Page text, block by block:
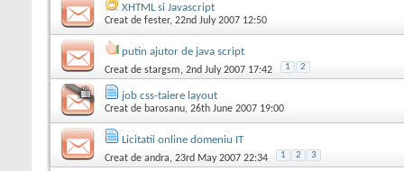
XHTML si Javascript
Creat de fester, 22nd July 2007 12:50
putin ajutor de java script
Creat de stargsm, 2nd July 2007 17:42 1 2
job css-taiere layout
Creat de barosanu, 26th June 2007 19:00
Licitatii online domeniu IT
Creat de andra, 23rd May 2007 22:34 1 2 3